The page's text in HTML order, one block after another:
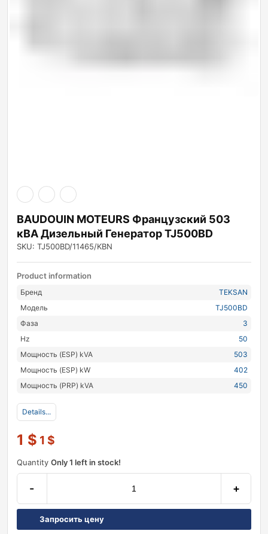
BAUDOUIN MOTEURS Французский 503
кВА Дизельный Генератор TJ500BD
SKU: TJ500BD/11465/KBN
Product information
Бренд
TEKSAN
Модель
TJ500BD
Фаза
3
Hz
50
Мощность (ESP) kVA
503
Мощность (ESP) kW
402
Мощность (PRP) kVA
450
Details...
1 $ 1 $
Quantity Only 1 left in stock!
- +
Запросить цену